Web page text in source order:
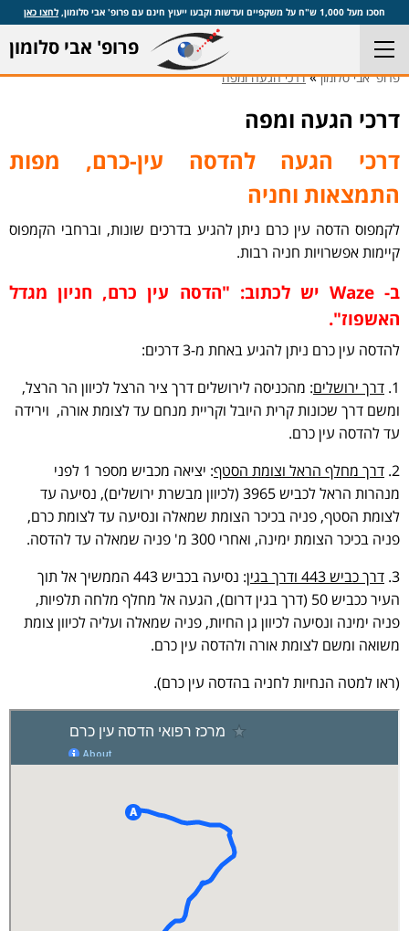
חסכו מעל 1,000 ש"ח על משקפיים ועדשות וקבעו ייעוץ חינם עם פרופ' אבי סלומון, לחצו כאן
פרופ' אבי סלומון
פרופ' אבי סלומון»דרכי הגעה ומפה
דרכי הגעה ומפה
דרכי הגעה להדסה עין-כרם, מפות
התמצאות וחניה
לקמפוס הדסה עין כרם ניתן להגיע בדרכים שונות, וברחבי הקמפוס
קיימות אפשרויות חניה רבות.
ב- Waze יש לכתוב: "הדסה עין כרם, חניון מגדל
האשפוז".
להדסה עין כרם ניתן להגיע באחת מ-3 דרכים:
1. דרך ירושלים: מהכניסה לירושלים דרך ציר הרצל לכיוון הר הרצל,
ומשם דרך שכונות קרית היובל וקריית מנחם עד לצומת אורה, וירידה
עד להדסה עין כרם.
2. דרך מחלף הראל וצומת הסטף
: יציאה מכביש מספר 1 לפני
מנהרות הראל לכביש 3965 (לכיוון מבשרת ירושלים), נסיעה עד
לצומת הסטף, פניה בכיכר הצומת שמאלה ונסיעה עד לצומת כרם,
פניה בכיכר הצומת ימינה, ואחרי 300 מ' פניה שמאלה עד להדסה.
3. דרך כביש 443 ודרך בגין
: נסיעה בכביש 443 הממשיך אל תוך
העיר ככביש 50 (דרך בגין דרום), הגעה אל מחלף מלחה תלפיות,
פניה ימינה ונסיעה לכיוון גן החיות, פניה שמאלה ועליה לכיוון צומת
משואה ומשם לצומת אורה ולהדסה עין כרם.
(ראו למטה הנחיות לחניה בהדסה עין כרם).